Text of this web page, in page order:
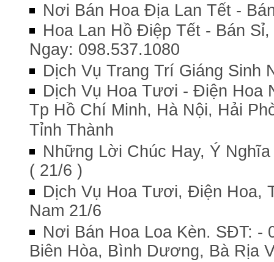
Nơi Bán Hoa Địa Lan Tết -
Hoa Lan Hồ Điệp Tết - Bán
Ngay: 098.537.1080
Dịch Vụ Trang Trí Giáng Sinh
Dịch Vụ Hoa Tươi - Điện Hoa
Tp Hồ Chí Minh, Hà Nội, Hải
Tỉnh Thành
Những Lời Chúc Hay, Ý
( 21/6 )
Dịch Vụ Hoa Tươi, Điện Hoa,
Nam 21/6
Nơi Bán Hoa Loa Kèn. SĐT: -
Biên Hòa, Bình Dương, Bà Rịa